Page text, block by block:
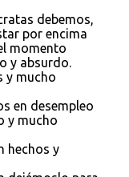
debemos,
por encima
momento
y absurdo.
y mucho
en desempleo
y mucho
hechos y